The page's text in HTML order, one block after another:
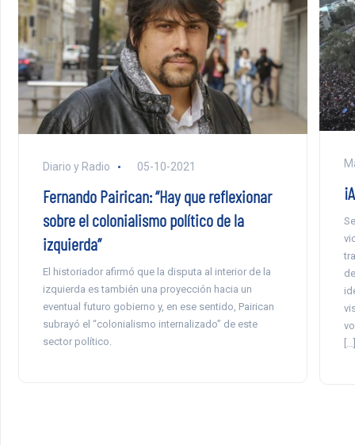
Diario y Radio 05-10-2021
Fernando Pairican: “Hay que reflexionar
sobre el colonialismo político de la
izquierda”
El historiador afirmó que la disputa al interior de la
izquierda es también una proyección hacia un
eventual futuro gobierno y, en ese sentido, Pairican
subrayó el “colonialismo internalizado” de este
sector político.
[…]